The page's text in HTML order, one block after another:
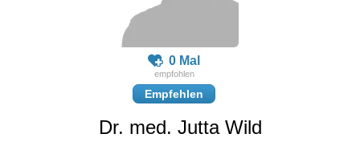
0 Mal
Empfehlen
Dr. med. Jutta Wild